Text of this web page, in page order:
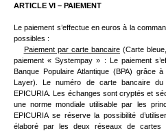
ARTICLE VI – PAIEMENT
Le paiement s’effectue en euros à la
possibles :
Paiement par carte bancaire(Carte
paiement « Systempay » : Le paiement
Banque Populaire Atlantique (BPA) grâce
Layer). Le numéro de carte bancaire
EPICURIA. Les échanges sont cryptés et
une norme mondiale utilisable par les
EPICURIA se réserve la possibilité
élaboré par les deux réseaux de cartes